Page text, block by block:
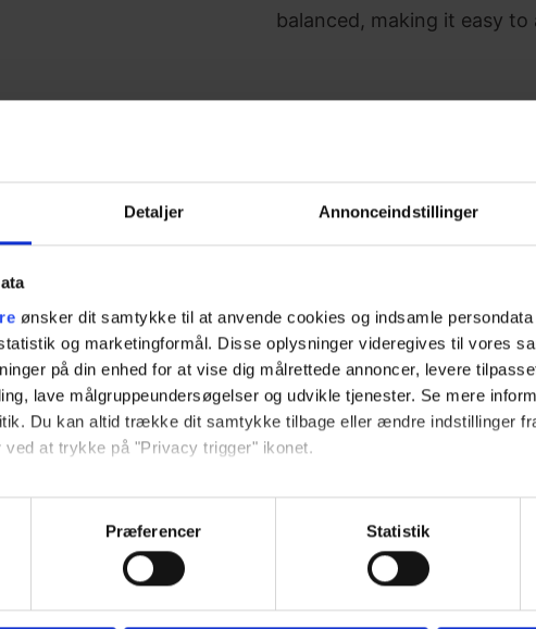
Detaljer Annonceindstillinger
ønsker dit samtykke til at anvende cookies og indsamle
og marketingformål. Disse oplysninger videregives til vores
på din enhed for at vise dig målrettede annoncer, levere
lave målgruppeundersøgelser og udvikle tjenester. Se mere
Du kan altid trække dit samtykke tilbage eller ændre indstillinger
ved at trykke på "Privacy trigger" ikonet.
gerne:
om din placering, der kan være nøjagtig inden for få meter
baseret på en scanning af dens unikke karakteristika
websitet.
Præferencer Statistik
balanced, making it easy
12,5 cm / 4,9 in
In accordance with DS/ISO
Max user weight for the